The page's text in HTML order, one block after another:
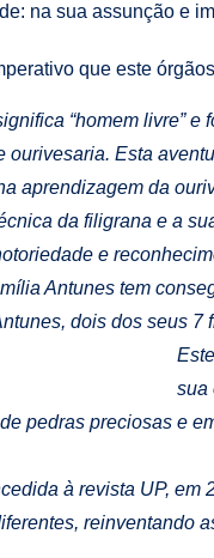
na sua assunção e
que este
“homem livre”
ourivesaria. Esta
aprendizagem da
da filigrana e a
e
Antunes tem
dois dos seus
sua
pedras preciosas e
à revista UP, em
reinventando